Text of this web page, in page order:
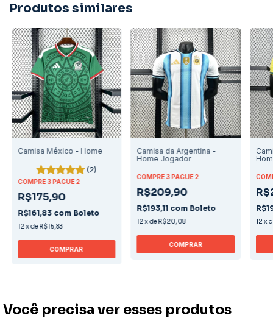
Produtos similares
Camisa México - Home
(2)
COMPRE 3 PAGUE 2
R$175,90
R$161,83 com Boleto
12xdeR$16,83
COMPRAR
Camisa da Argentina -
Home Jogador
COMPRE 3 PAGUE 2
R$209,90
R$193,11 com Boleto
12xdeR$20,08
COMPRAR
12 x
Você precisa ver esses produtos